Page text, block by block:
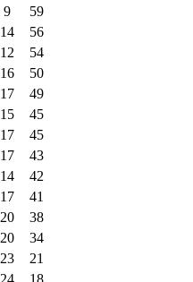
9
59
14
56
12
54
16
50
17
49
15
45
17
45
17
43
14
42
17
41
20
38
20
34
23
21
24
18